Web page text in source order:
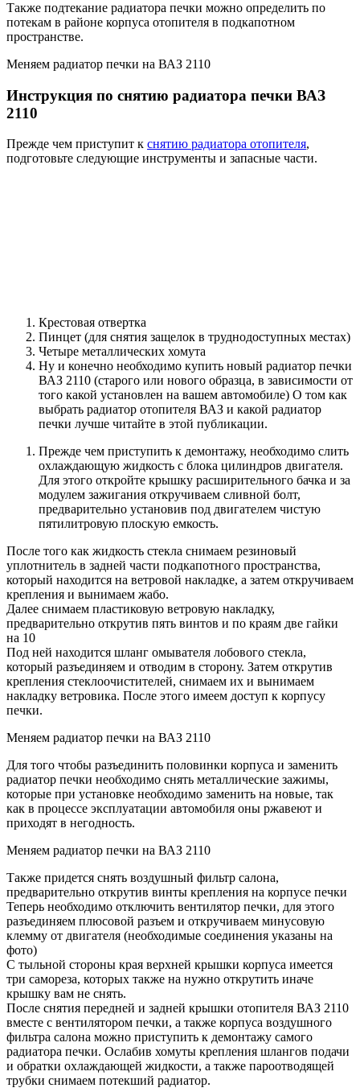
Также подтекание радиатора печки можно определить по
потекам в районе корпуса отопителя в подкапотном
пространстве.
Меняем радиатор печки на ВАЗ 2110
Инструкция по снятию радиатора печки ВАЗ
2110
Прежде чем приступит к снятию радиатора отопителя,
подготовьте следующие инструменты и запасные части.
Крестовая отвертка
Пинцет (для снятия защелок в труднодоступных местах)
Четыре металлических хомута
Ну и конечно необходимо купить новый радиатор печки
ВАЗ 2110 (старого или нового образца, в зависимости от
того какой установлен на вашем автомобиле) О том как
выбрать радиатор отопителя ВАЗ и какой радиатор
печки лучше читайте в этой публикации.
Прежде чем приступить к демонтажу, необходимо слить
охлаждающую жидкость с блока цилиндров двигателя.
Для этого откройте крышку расширительного бачка и за
модулем зажигания откручиваем сливной болт,
предварительно установив под двигателем чистую
пятилитровую плоскую емкость.
После того как жидкость стекла снимаем резиновый
уплотнитель в задней части подкапотного пространства,
который находится на ветровой накладке, а затем откручиваем
крепления и вынимаем жабо.
Далее снимаем пластиковую ветровую накладку,
предварительно открутив пять винтов и по краям две гайки
на 10
Под ней находится шланг омывателя лобового стекла,
который разъединяем и отводим в сторону. Затем открутив
крепления стеклоочистителей, снимаем их и вынимаем
накладку ветровика. После этого имеем доступ к корпусу
печки.
Меняем радиатор печки на ВАЗ 2110
Для того чтобы разъединить половинки корпуса и заменить
радиатор печки необходимо снять металлические зажимы,
которые при установке необходимо заменить на новые, так
как в процессе эксплуатации автомобиля оны ржавеют и
приходят в негодность.
Меняем радиатор печки на ВАЗ 2110
Также придется снять воздушный фильтр салона,
предварительно открутив винты крепления на корпусе печки
Теперь необходимо отключить вентилятор печки, для этого
разъединяем плюсовой разъем и откручиваем минусовую
клемму от двигателя (необходимые соединения указаны на
фото)
С тыльной стороны края верхней крышки корпуса имеется
три самореза, которых также на нужно открутить иначе
крышку вам не снять.
После снятия передней и задней крышки отопителя ВАЗ 2110
вместе с вентилятором печки, а также корпуса воздушного
фильтра салона можно приступить к демонтажу самого
радиатора печки. Ослабив хомуты крепления шлангов подачи
и обратки охлаждающей жидкости, а также пароотводящей
трубки снимаем потекший радиатор.